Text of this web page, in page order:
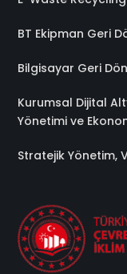
BT Ekipman Geri
Bilgisayar Geri
Kurumsal Dijital
Yönetimi ve
Stratejik Yönetim,